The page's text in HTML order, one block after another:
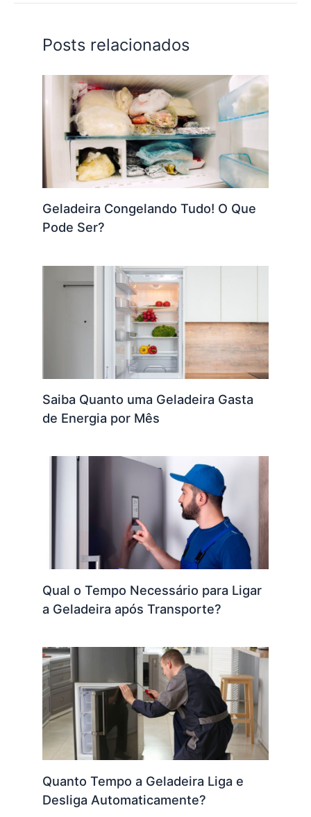
Posts relacionados
Geladeira Congelando Tudo! O Que
Pode Ser?
Saiba Quanto uma Geladeira Gasta
de Energia por Mês
Qual o Tempo Necessário para Ligar
a Geladeira após Transporte?
Quanto Tempo a Geladeira Liga e
Desliga Automaticamente?